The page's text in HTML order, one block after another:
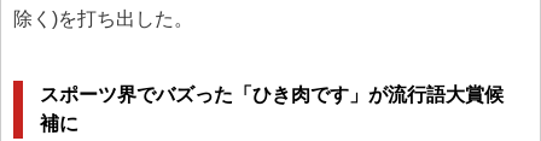
除く)を打ち出した。
スポーツ界でバズった「ひき肉です」が流行語大賞候
補に